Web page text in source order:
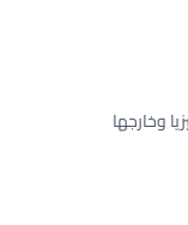
وخارجها